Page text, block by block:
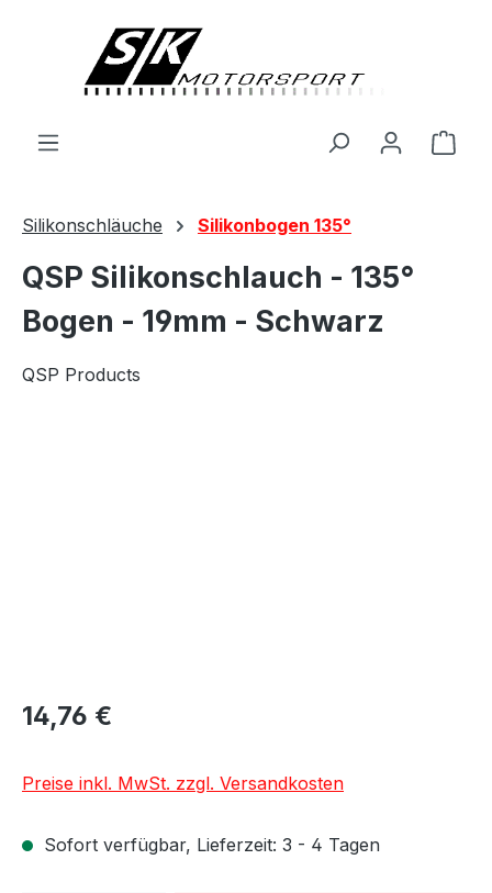
Silikonschläuche Silikonbogen 135°
QSP Silikonschlauch - 135°
Bogen - 19mm - Schwarz
QSP Products
14,76 €
Preise inkl. MwSt. zzgl. Versandkosten
Sofort verfügbar, Lieferzeit: 3 - 4 Tagen